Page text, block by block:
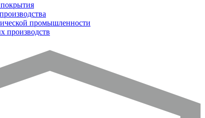
промышленности
производств